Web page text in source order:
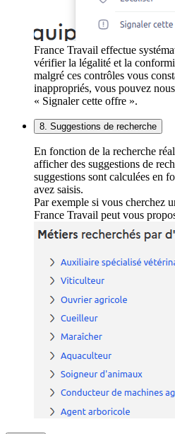
France Travail effectue
vérifier la légalité et la
malgré ces contrôles vous
inappropriés, vous pouvez
« Signaler cette offre ».
8. Suggestions de recherche
En fonction de la recherche
afficher des suggestions de
suggestions sont calculées en
avez saisis.
Par exemple si vous cherchez
France Travail peut vous